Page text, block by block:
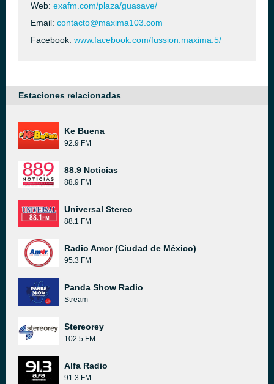
Web: exafm.com/plaza/guasave/
Email: contacto@maxima103.com
Facebook: www.facebook.com/fussion.maxima.5/
Estaciones relacionadas
Ke Buena
92.9 FM
88.9 Noticias
88.9 FM
Universal Stereo
88.1 FM
Radio Amor (Ciudad de México)
95.3 FM
Panda Show Radio
Stream
Stereorey
102.5 FM
Alfa Radio
91.3 FM